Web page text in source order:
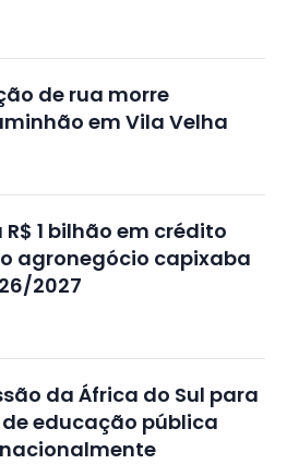
de rua morre
em Vila Velha
1 bilhão em crédito
agronegócio capixaba
2027
da África do Sul para
educação pública